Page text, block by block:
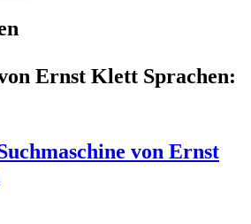
Ernst Klett Sprachen:
von Ernst